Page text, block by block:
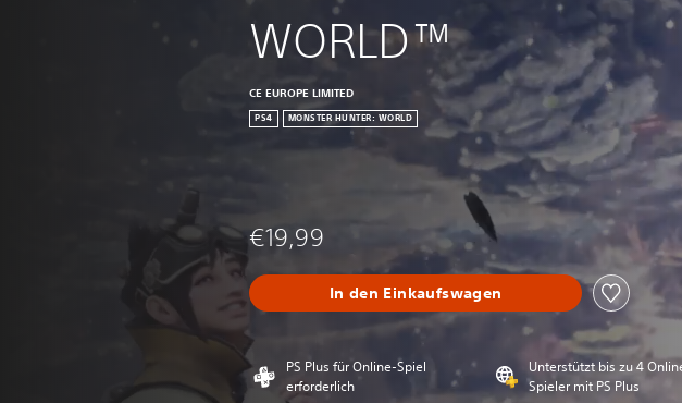
WORLD™
CE EUROPE LIMITED
PS4 MONSTER HUNTER: WORLD
€19,99
In den Einkaufswagen
PS Plus für Online-Spiel
erforderlich
Unterstützt bis zu 4
Spieler mit PS Plus